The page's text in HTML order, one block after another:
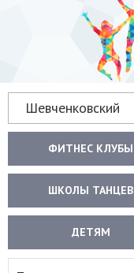
Шевченковский
ФИТНЕС КЛУБЫ
ШКОЛЫ ТАНЦЕВ
ДЕТЯМ